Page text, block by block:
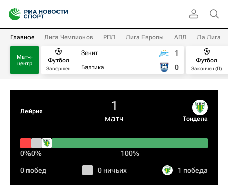
Главное Лига Чемпионов РПЛ Лига Европы АПЛ Ла Лига
Матч-
центр
Футбол
Завершен
Зенит
Балтика
1
0
Футбол
Закончен (П)
Лейрия 1
матч Тондела
0%0% 100%
0 побед 0 ничьих 1 победа